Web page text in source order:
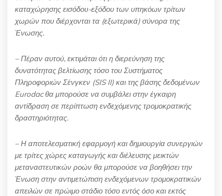
καταχώρησης εισόδου-εξόδου των υπηκόων τρίτων
χωρών που διέρχονται τα (εξωτερικά) σύνορα της
Ένωσης.
– Πέραν αυτού, εκτιμάται ότι η διερεύνηση της
δυνατότητας βελτίωσης τόσο του Συστήματος
Πληροφοριών Σένγκεν (SIS II) και της βάσης δεδομένων
Eurodac θα μπορούσε να συμβάλει στην έγκαιρη
αντίδραση σε περίπτωση ενδεχόμενης τρομοκρατικής
δραστηριότητας.
– Η αποτελεσματική εφαρμογή και δημιουργία συνεργιών
με τρίτες χώρες καταγωγής και διέλευσης μεικτών
μεταναστευτικών ροών θα μπορούσε να βοηθήσει την
Ένωση στην αντιμετώπιση ενδεχόμενων τρομοκρατικών
απειλών σε πρώιμο στάδιο τόσο εντός όσο και εκτός